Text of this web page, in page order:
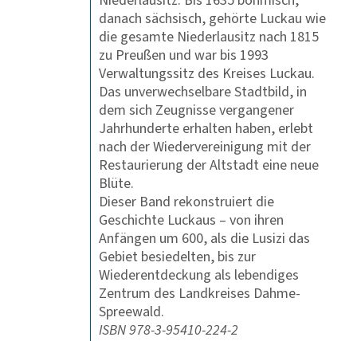
danach sächsisch, gehörte Luckau wie
die gesamte Niederlausitz nach 1815
zu Preußen und war bis 1993
Verwaltungssitz des Kreises Luckau.
Das unverwechselbare Stadtbild, in
dem sich Zeugnisse vergangener
Jahrhunderte erhalten haben, erlebt
nach der Wiedervereinigung mit der
Restaurierung der Altstadt eine neue
Blüte.
Dieser Band rekonstruiert die
Geschichte Luckaus – von ihren
Anfängen um 600, als die Lusizi das
Gebiet besiedelten, bis zur
Wiederentdeckung als lebendiges
Zentrum des Landkreises Dahme-
Spreewald.
ISBN 978-3-95410-224-2